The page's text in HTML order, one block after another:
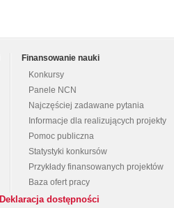
Finansowanie nauki
Konkursy
Panele NCN
Najczęściej zadawane pytania
Informacje dla realizujących projekty
Pomoc publiczna
Statystyki konkursów
Przykłady finansowanych projektów
Baza ofert pracy
Deklaracja dostępności